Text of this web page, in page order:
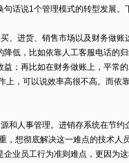
话说1个管理模式的转型发展
、进货、销售市场以及财务做
低，比如依靠人工客服电话的
；再比如在财务做账上，平常
上，可以说效率高很不高。而依
和人事管理。进销存系统在节约
，想彻底解决这一难点的技术人
业员工行为准则难点，更因为